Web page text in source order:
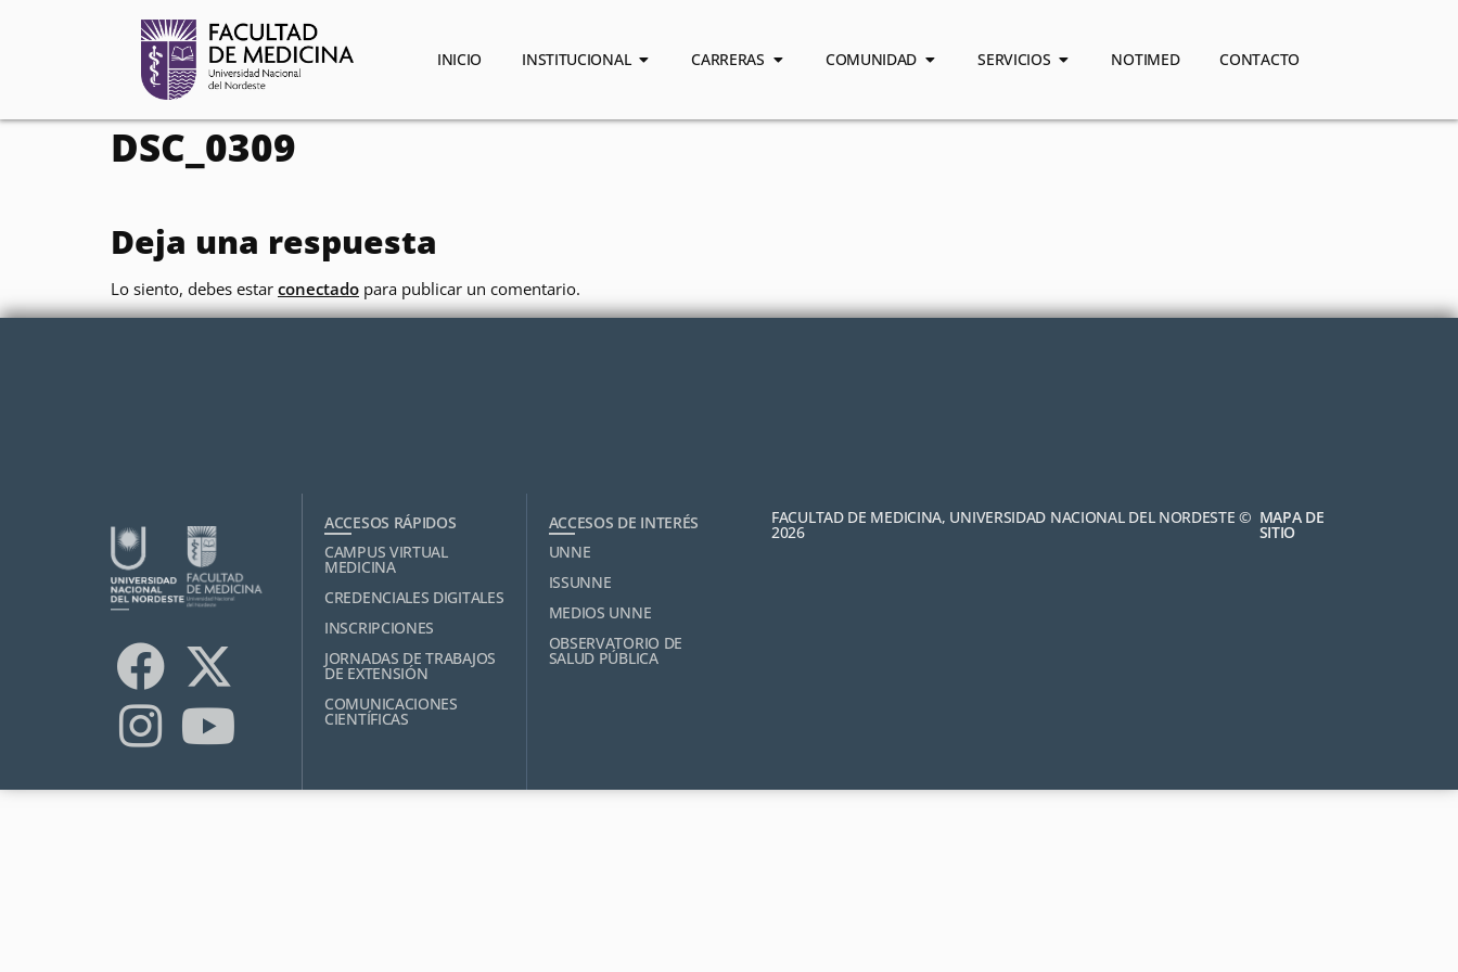
INICIO INSTITUCIONAL CARRERAS COMUNIDAD SERVICIOS NOTIMED CONTACTO
DSC_0309
Deja una respuesta
Lo siento, debes estar conectado para publicar un comentario.
ACCESOS RÁPIDOS
CAMPUS VIRTUAL
MEDICINA
CREDENCIALES DIGITALES
INSCRIPCIONES
JORNADAS DE TRABAJOS
DE EXTENSIÓN
COMUNICACIONES
CIENTÍFICAS
ACCESOS DE INTERÉS
UNNE
ISSUNNE
MEDIOS UNNE
OBSERVATORIO DE
SALUD PÚBLICA
FACULTAD DE MEDICINA, UNIVERSIDAD NACIONAL DEL NORDESTE ©
2026
MAPA DE
SITIO